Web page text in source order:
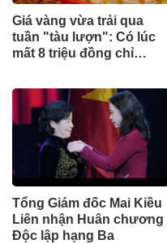
Giá vàng vừa trải qua
tuần "tàu lượn": Có lúc
mất 8 triệu đồng chỉ
đỉnh lỗ 10 tháng lương
cơ bản
Tổng Giám đốc Mai Kiều
Liên nhận Huân chương
Độc lập hạng Ba